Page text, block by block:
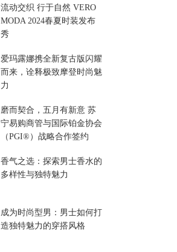
流动交织 行于自然 VERO
MODA 2024春夏时装发布
秀
爱玛露娜携全新复古版闪耀
而来，诠释极致摩登时尚魅
力
磨而契合，五月有新意 苏
宁易购商管与国际铂金协会
（PGI®）战略合作签约
香气之选：探索男士香水的
多样性与独特魅力
成为时尚型男：男士如何打
造独特魅力的穿搭风格